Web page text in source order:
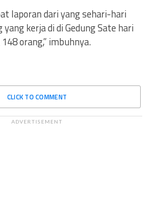
laporan dari yang sehari-hari
kerja di di Gedung Sate hari
orang,” imbuhnya.
CLICK TO COMMENT
ADVERTISEMENT